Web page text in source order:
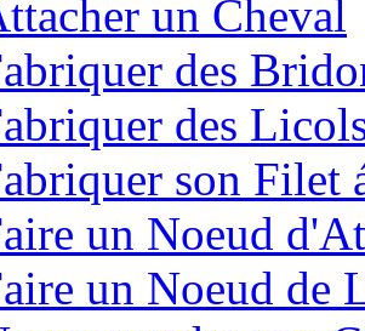
un Cheval
des
des
son Filet
un Noeud
un Noeud de